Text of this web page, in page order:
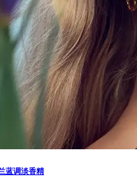
蓝调淡香精